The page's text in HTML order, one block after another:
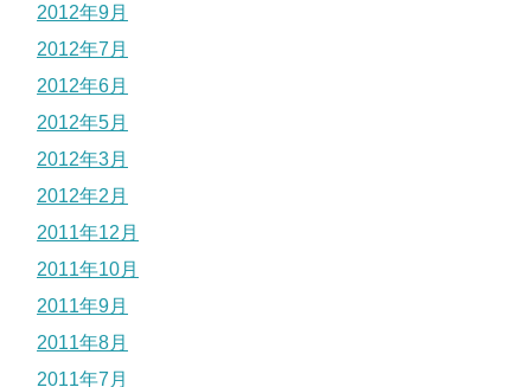
2012年9月
2012年7月
2012年6月
2012年5月
2012年3月
2012年2月
2011年12月
2011年10月
2011年9月
2011年8月
2011年7月